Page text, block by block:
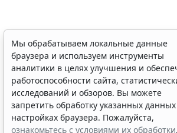
Депутаты Госдумы
ужесточение
в регионах
6 августа 2026 17:20
Мы обрабатываем локальные данные
браузера и используем инструменты
аналитики в целях улучшения и
работоспособности сайта,
исследований и обзоров. Вы можете
запретить обработку указанных
настройках браузера. Пожалуйста,
ознакомьтесь с условиями их обработки.